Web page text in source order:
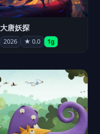
大唐妖探
2026 ★ 0.0 1g